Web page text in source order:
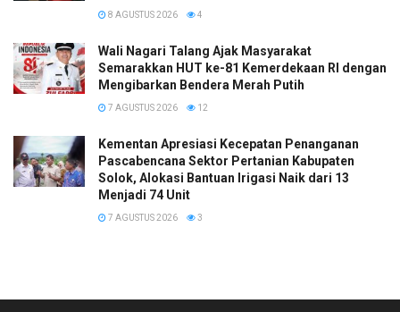
8 AGUSTUS 2026 4
Wali Nagari Talang Ajak Masyarakat
Semarakkan HUT ke-81 Kemerdekaan RI dengan
Mengibarkan Bendera Merah Putih
7 AGUSTUS 2026 12
Kementan Apresiasi Kecepatan Penanganan
Pascabencana Sektor Pertanian Kabupaten
Solok, Alokasi Bantuan Irigasi Naik dari 13
Menjadi 74 Unit
7 AGUSTUS 2026 3